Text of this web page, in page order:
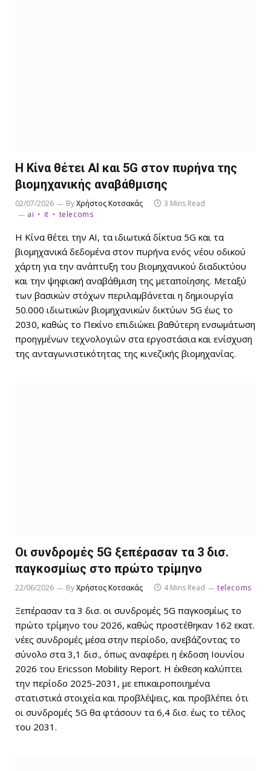
Η Κίνα θέτει AI και 5G στον πυρήνα της
βιομηχανικής αναβάθμισης
02/07/2026 ByΧρήστος Κοτσακάς
3 Mins Read
ai
it telecoms
Η Κίνα θέτει την AI, τα ιδιωτικά δίκτυα 5G και τα
βιομηχανικά δεδομένα στον πυρήνα ενός νέου οδικού
χάρτη για την ανάπτυξη του βιομηχανικού διαδικτύου
και την ψηφιακή αναβάθμιση της μεταποίησης. Μεταξύ
των βασικών στόχων περιλαμβάνεται η δημιουργία
50.000 ιδιωτικών βιομηχανικών δικτύων 5G έως το
2030, καθώς το Πεκίνο επιδιώκει βαθύτερη ενσωμάτωση
προηγμένων τεχνολογιών στα εργοστάσια και ενίσχυση
της ανταγωνιστικότητας της κινεζικής βιομηχανίας.
Οι συνδρομές 5G ξεπέρασαν τα 3 δισ.
παγκοσμίως στο πρώτο τρίμηνο
22/06/2026 ByΧρήστος Κοτσακάς 4 Mins Read telecoms
Ξεπέρασαν τα 3 δισ. οι συνδρομές 5G παγκοσμίως το
πρώτο τρίμηνο του 2026, καθώς προστέθηκαν 162 εκατ.
νέες συνδρομές μέσα στην περίοδο, ανεβάζοντας το
σύνολο στα 3,1 δισ., όπως αναφέρει η έκδοση Ιουνίου
2026 του Ericsson Mobility Report. Η έκθεση καλύπτει
την περίοδο 2025-2031, με επικαιροποιημένα
στατιστικά στοιχεία και προβλέψεις, και προβλέπει ότι
οι συνδρομές 5G θα φτάσουν τα 6,4 δισ. έως το τέλος
του 2031.